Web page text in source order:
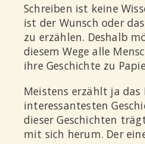
Schreiben ist keine
ist der Wunsch oder
zu erzählen. Deshalb
diesem Wege alle
ihre Geschichte zu
Meistens erzählt ja das
interessantesten
dieser Geschichten
mit sich herum. Der